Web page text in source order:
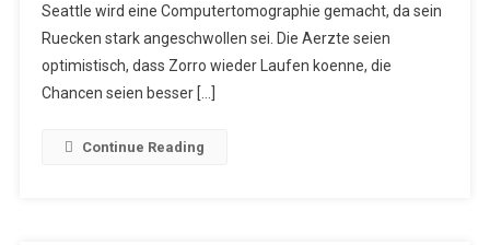
Seattle wird eine Computertomographie gemacht, da sein
Ruecken stark angeschwollen sei. Die Aerzte seien
optimistisch, dass Zorro wieder Laufen koenne, die
Chancen seien besser […]
Continue Reading